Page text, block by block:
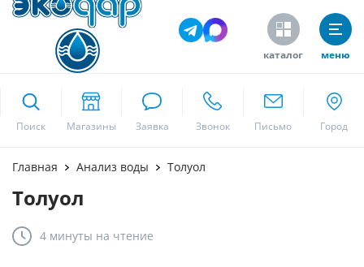
каталог меню
Поиск
Москва
Главная Анализ воды Толуол
Толуол
4 минуты на чтение